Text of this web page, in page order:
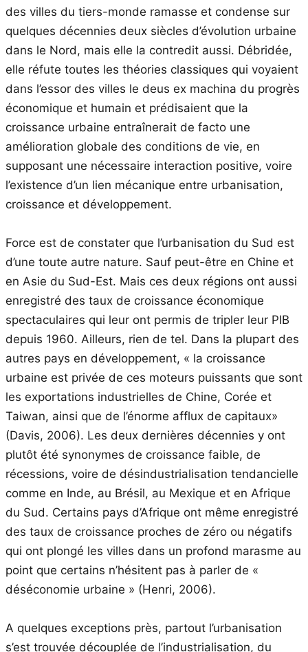
des villes du tiers-monde ramasse et condense sur
quelques décennies deux siècles d’évolution urbaine
dans le Nord, mais elle la contredit aussi. Débridée,
elle réfute toutes les théories classiques qui voyaient
dans l’essor des villes le deus ex machina du progrès
économique et humain et prédisaient que la
croissance urbaine entraînerait de facto une
amélioration globale des conditions de vie, en
supposant une nécessaire interaction positive, voire
l’existence d’un lien mécanique entre urbanisation,
croissance et développement.
Force est de constater que l’urbanisation du Sud est
d’une toute autre nature. Sauf peut-être en Chine et
en Asie du Sud-Est. Mais ces deux régions ont aussi
enregistré des taux de croissance économique
spectaculaires qui leur ont permis de tripler leur PIB
depuis 1960. Ailleurs, rien de tel. Dans la plupart des
autres pays en développement, « la croissance
urbaine est privée de ces moteurs puissants que sont
les exportations industrielles de Chine, Corée et
Taiwan, ainsi que de l’énorme afflux de capitaux»
(Davis, 2006). Les deux dernières décennies y ont
plutôt été synonymes de croissance faible, de
récessions, voire de désindustrialisation tendancielle
comme en Inde, au Brésil, au Mexique et en Afrique
du Sud. Certains pays d’Afrique ont même enregistré
des taux de croissance proches de zéro ou négatifs
qui ont plongé les villes dans un profond marasme au
point que certains n’hésitent pas à parler de «
déséconomie urbaine » (Henri, 2006).
A quelques exceptions près, partout l’urbanisation
s’est trouvée découplée de l’industrialisation, du